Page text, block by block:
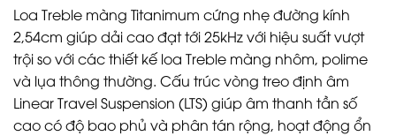
Loa Treble màng Titanimum cứng nhẹ đường kính
2,54cm giúp dải cao đạt tới 25kHz với hiệu suất vượt
trội so với các thiết kế loa Treble màng nhôm, polime
và lụa thông thường. Cấu trúc vòng treo định âm
Linear Travel Suspension (LTS) giúp âm thanh tần số
cao có độ bao phủ và phân tán rộng, hoạt động ổn